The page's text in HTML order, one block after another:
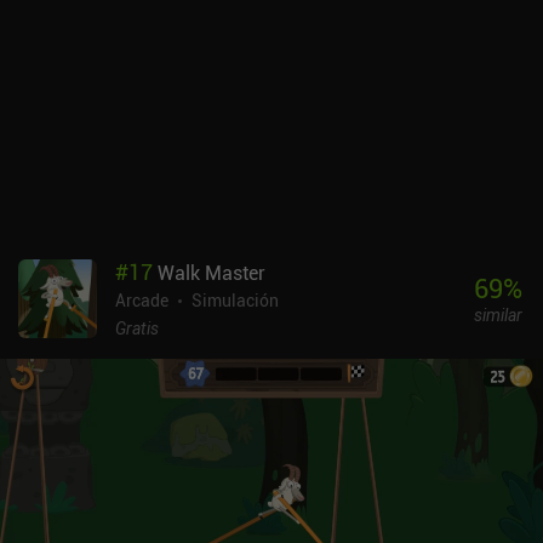
#17Walk Master
Arcade
Simulación
Gratis
69%
similar